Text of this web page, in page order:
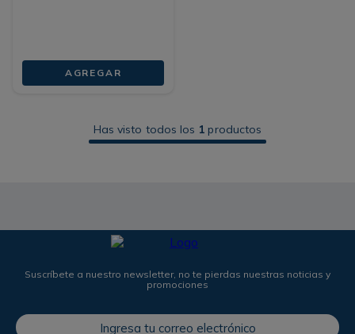
AGREGAR
Has visto todos los 1 productos
Suscríbete a nuestro newsletter, no te pierdas nuestras noticias y
promociones